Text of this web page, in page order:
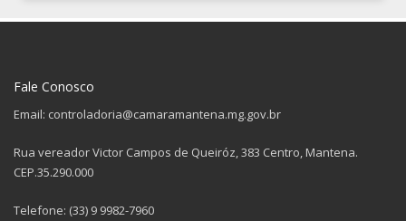
Fale Conosco
Email: controladoria@camaramantena.mg.gov.br
Rua vereador Victor Campos de Queiróz, 383 Centro, Mantena.
CEP.35.290.000
Telefone: (33) 9 9982-7960